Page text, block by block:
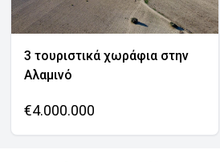
3 τουριστικά χωράφια στην
Αλαμινό
€4.000.000